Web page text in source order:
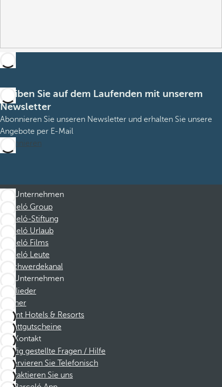
Bleiben Sie auf dem Laufenden mit unserem
Newsletter
Abonnieren Sie unseren Newsletter und erhalten Sie unsere
Angebote per E-Mail
Abonnieren
Unternehmen
Barceló Group
Barceló-Stiftung
Barceló Urlaub
Barceló Films
Barceló Leute
Beschwerdekanal
Unternehmen
Mitglieder
Partner
Dorint Hotels & Resorts
Rabattgutscheine
Kontakt
Häufig gestellte Fragen / Hilfe
Reservieren Sie Telefonisch
Kontaktieren Sie uns